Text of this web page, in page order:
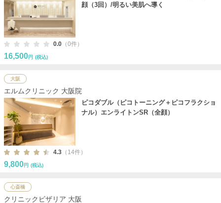
顔（3回）/明るい美肌へ導く
0.0 （0件）
16,500円 (税込)
大阪
エルムクリニック 大阪院
ピコダブル（ピコトーニング＋ピコフラクショ
ナル）エンライトンSR（全顔）
4.3 （14件）
9,800円 (税込)
心斎橋
クリニックビザリア 大阪